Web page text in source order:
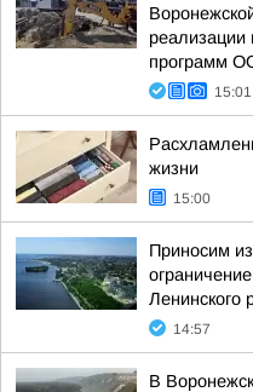
реализации
программ
15:01
жизни
15:00
Приносим
Ленинского
14:57
В